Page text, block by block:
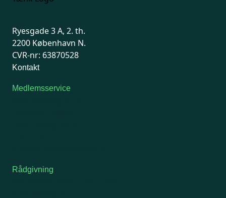
Ryesgade 3 A, 2. th.
2200 København N.
CVR-nr: 63870528
Kontakt
Medlemsservice
Rådgivning